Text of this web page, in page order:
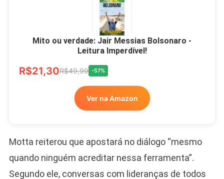
Mito ou verdade: Jair Messias Bolsonaro -
Leitura Imperdível!
R$21,30R$49,99 -57%
Ver na Amazon
Motta reiterou que apostará no diálogo “mesmo
quando ninguém acreditar nessa ferramenta”.
Segundo ele, conversas com lideranças de todos